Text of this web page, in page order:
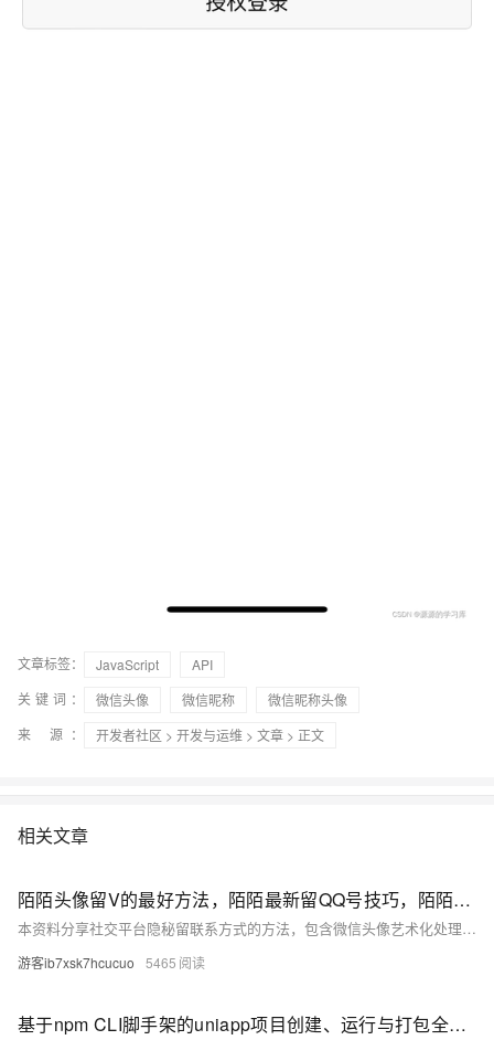
文章标签： JavaScript
API
关键词：
微信头像 微信昵称
微信昵称头像
来 源：
开发者社区 > 开发与运维 > 文章 > 正文
相关文章
陌陌头像留V的最好方法，陌陌最新留QQ号技巧，陌陌动态最聪明的留微信
本资料分享社交平台隐秘留联系方式的方法，包含微信头像艺术化处理、二维码变形术，以及QQ号谐音替换、图片分割等技巧。
游客ib7xsk7hcucuo 5465
基于npm CLI脚手架的uniapp项目创建、运行与打包全攻略（微信小程序、H5、APP全覆盖）